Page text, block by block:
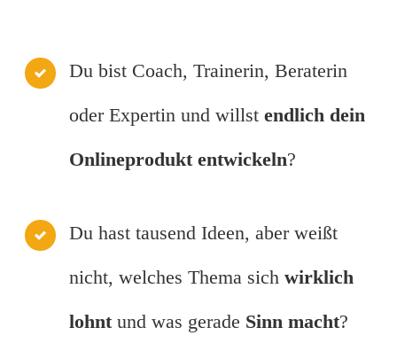
Du bist Coach, Trainerin, Beraterin
oder Expertin und willst endlich dein
Onlineprodukt entwickeln?
Du hast tausend Ideen, aber weißt
nicht, welches Thema sich wirklich
lohnt und was gerade Sinn macht?